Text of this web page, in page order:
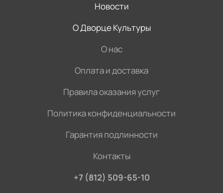
Новости
О Дворце Культуры
О нас
Оплата и доставка
Правила оказания услуг
Политика конфиденциальности
Гарантия подлинности
Контакты
+7 (812) 509-65-10